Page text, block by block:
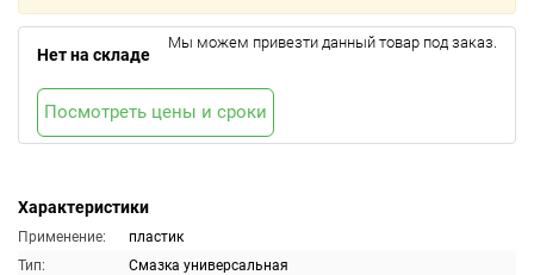
Характеристики
Применение:
пластик
Тип:
Смазка универсальная
Нет на складе
Мы можем привезти данный товар под заказ.
Посмотреть цены и сроки